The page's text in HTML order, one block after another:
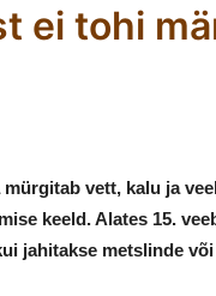
ei tohi
vett, kalu ja
keeld. Alates 15.
jahitakse metslinde